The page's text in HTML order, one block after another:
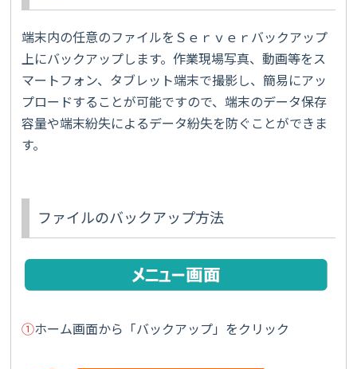
端末内の任意のファイルをＳｅｒｖｅｒバックアップ
上にバックアップします。作業現場写真、動画等をス
マートフォン、タブレット端末で撮影し、簡易にアッ
プロードすることが可能ですので、端末のデータ保存
容量や端末紛失によるデータ紛失を防ぐことができま
す。
ファイルのバックアップ方法
①ホーム画面から「バックアップ」をクリック